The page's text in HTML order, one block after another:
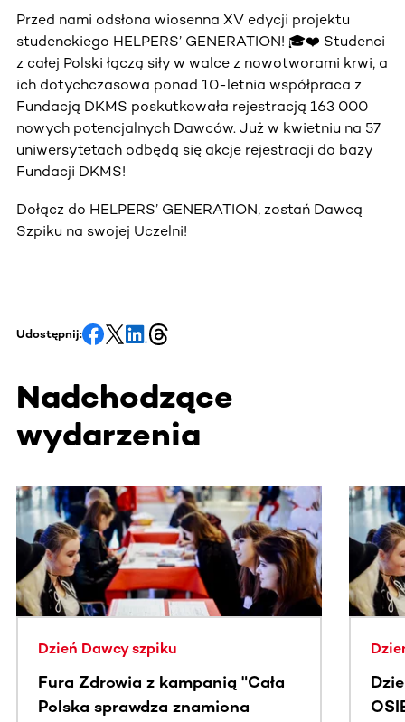
Przed nami odsłona wiosenna XV edycji projektu
studenckiego HELPERS’ GENERATION! 🎓❤️ Studenci
z całej Polski łączą siły w walce z nowotworami krwi, a
ich dotychczasowa ponad 10-letnia współpraca z
Fundacją DKMS poskutkowała rejestracją 163 000
nowych potencjalnych Dawców. Już w kwietniu na 57
uniwersytetach odbędą się akcje rejestracji do bazy
Fundacji DKMS!
Dołącz do HELPERS’ GENERATION, zostań Dawcą
Szpiku na swojej Uczelni!
Udostępnij:
Nadchodzące
wydarzenia
Ta sekcja zawiera treści przewijane w poziomie. Użyj
Dzień Dawcy szpiku
Fura Zdrowia z kampanią "Cała
Polska sprawdza znamiona